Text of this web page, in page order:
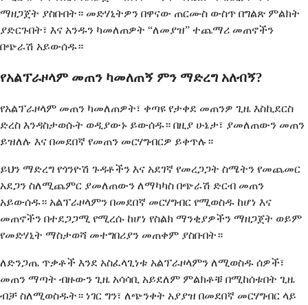
ማዘጋጀት ያስቡበት። መድሃኒትዎን በዋናው ጠርሙስ ውስጥ በግልጽ ምልክት
ያድርጉበት፣ እና አንዱን ካመለጠዎት “ለመያዝ” ተጨማሪ መጠኖችን
በጭራሽ አይውሰዱ።
የአልፕራዞላም መጠን ካመለጠኝ ምን ማድረግ አለብኝ?
የአልፕራዞላም መጠን ካመለጠዎት፣ ቀጣዩ የታቀደ መጠንዎ ጊዜ እስኪደርስ
ድረስ እንዳስታወሱት ወዲያውኑ ይውሰዱ። በዚያ ሁኔታ፣ ያመለጠውን መጠን
ይዝለሉ እና በመደበኛ የመጠን መርሃግብርዎ ይቀጥሉ።
ይህን ማድረግ የጎንዮሽ ጉዳቶችን እና አደገኛ የመረጋጋት ስሜትን የመጨመር
አደጋን ስለሚጨምር ያመለጠውን ለማካካስ በጭራሽ ድርብ መጠን
አይውሰዱ። አልፕራዞላምን በመደበኛ መርሃግብር የሚወስዱ ከሆነ እና
መጠኖችን በተደጋጋሚ የሚረሱ ከሆነ የስልክ ማንቂያዎችን ማዘጋጀት ወይም
የመድሃኒት ማስታወሻ መተግበሪያን መጠቀም ያስቡበት።
ለድንጋጤ ጥቃቶች እንደ አስፈላጊነቱ አልፕራዞላምን ለሚወስዱ ሰዎች፣
መጠን ማጣት ብዙውን ጊዜ አሳሳቢ አይደለም ምልክቶቹ በሚከሰቱበት ጊዜ
ብቻ ስለሚወስዱት። ነገር ግን፣ ለጭንቀት አያያዝ በመደበኛ መርሃግብር ላይ